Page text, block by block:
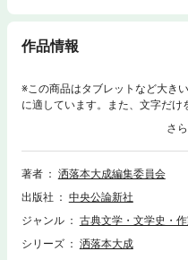
作品情報
※この商品はタブレットなど大き
に適しています。また、文字だけ
ト、検索、辞書の参照、引用な
南江駅話／登楼篇／遊婦多数寄
双陸占／無量談／艶占奥儀抄／
台才女胆相撲／瓢軽雑病論／よる
著者
洒落本大成編集委員会
出版社
中央公論新社
ジャンル
古典文学・文学史・
シリーズ
洒落本大成